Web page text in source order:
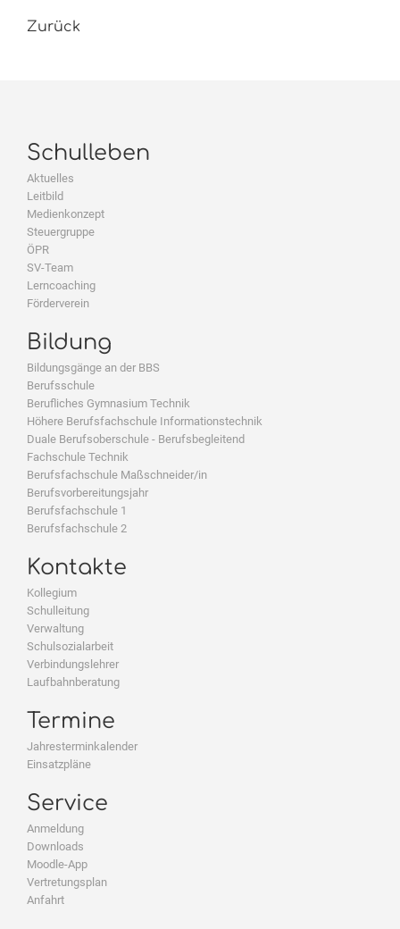
Zurück
Schulleben
Aktuelles
Leitbild
Medienkonzept
Steuergruppe
ÖPR
SV-Team
Lerncoaching
Förderverein
Bildung
Bildungsgänge an der BBS
Berufsschule
Berufliches Gymnasium Technik
Höhere Berufsfachschule Informationstechnik
Duale Berufsoberschule - Berufsbegleitend
Fachschule Technik
Berufsfachschule Maßschneider/in
Berufsvorbereitungsjahr
Berufsfachschule 1
Berufsfachschule 2
Kontakte
Kollegium
Schulleitung
Verwaltung
Schulsozialarbeit
Verbindungslehrer
Laufbahnberatung
Termine
Jahresterminkalender
Einsatzpläne
Service
Anmeldung
Downloads
Moodle-App
Vertretungsplan
Anfahrt